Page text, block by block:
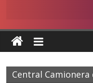
Central Camionera